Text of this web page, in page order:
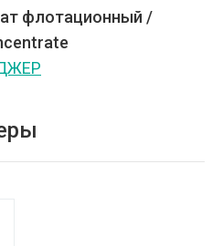
флотационный /